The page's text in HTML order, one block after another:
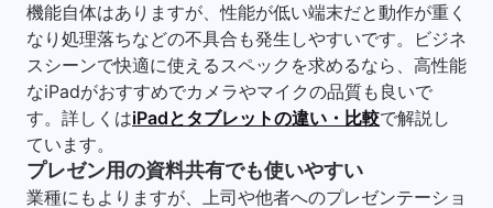
機能自体はありますが、性能が低い端末だと動作が重く
なり処理落ちなどの不具合も発生しやすいです。ビジネ
スシーンで快適に使えるスペックを求めるなら、高性能
なiPadがおすすめでカメラやマイクの品質も良いで
す。詳しくはiPadとタブレットの違い・比較で解説し
ています。
プレゼン用の資料共有でも使いやすい
業種にもよりますが、上司や他者へのプレゼンテーショ